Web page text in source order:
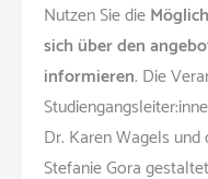
Nutzen Sie die
sich über den
informieren. Die
Dr. Karen Wagels
Stefanie Gora